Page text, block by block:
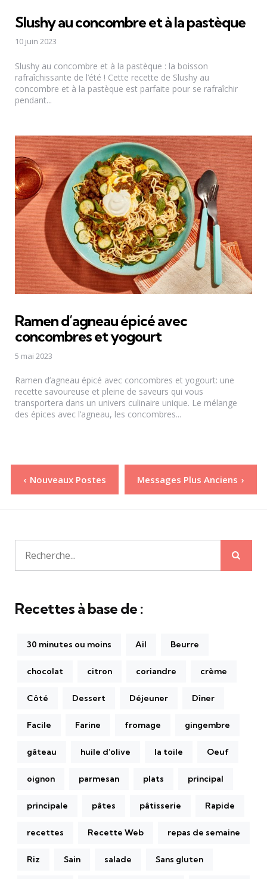
Slushy au concombre et à la pastèque
10 juin 2023
Slushy au concombre et à la pastèque : la boisson
rafraîchissante de l’été ! Cette recette de Slushy au
concombre et à la pastèque est parfaite pour se rafraîchir
pendant...
Ramen d’agneau épicé avec
concombres et yogourt
5 mai 2023
Ramen d’agneau épicé avec concombres et yogourt: une
recette savoureuse et pleine de saveurs qui vous
transportera dans un univers culinaire unique. Le mélange
des épices avec l’agneau, les concombres...
Pagination
des
Nouveaux Postes Messages Plus Anciens
Recherche
pour:
Recettes à base de :
30 minutes ou moins Ail Beurre
chocolat citron coriandre crème
Côté Dessert Déjeuner Dîner
Facile Farine fromage gingembre
gâteau huile d'olive la toile Oeuf
oignon parmesan plats principal
principale pâtes pâtisserie Rapide
recettes Recette Web repas de semaine
Riz Sain salade Sans gluten